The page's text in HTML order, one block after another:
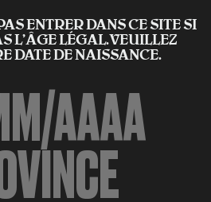
ENTRER DANS CE SITE SI
L'ÂGE LÉGAL.VEUILLEZ
DATE DE NAISSANCE.